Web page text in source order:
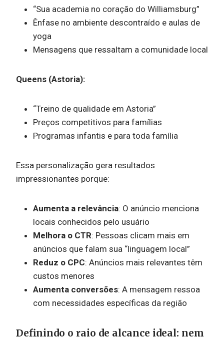
“Sua academia no coração do Williamsburg”
Ênfase no ambiente descontraído e aulas de
yoga
Mensagens que ressaltam a comunidade local
Queens (Astoria):
“Treino de qualidade em Astoria”
Preços competitivos para famílias
Programas infantis e para toda família
Essa personalização gera resultados
impressionantes porque:
Aumenta a relevância: O anúncio menciona
locais conhecidos pelo usuário
Melhora o CTR: Pessoas clicam mais em
anúncios que falam sua “linguagem local”
Reduz o CPC: Anúncios mais relevantes têm
custos menores
Aumenta conversões: A mensagem ressoa
com necessidades específicas da região
Definindo o raio de alcance ideal: nem